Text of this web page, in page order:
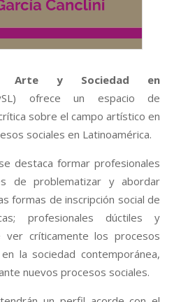
Arte y Sociedad en
ofrece un espacio de
sobre el campo artístico en
sociales en Latinoamérica.
destaca formar profesionales
de problematizar y abordar
formas de inscripción social de
profesionales dúctiles y
ver críticamente los procesos
la sociedad contemporánea,
nuevos procesos sociales.